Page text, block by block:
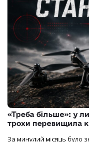
«Треба більше»: у
трохи перевищила
За минулий місяць було